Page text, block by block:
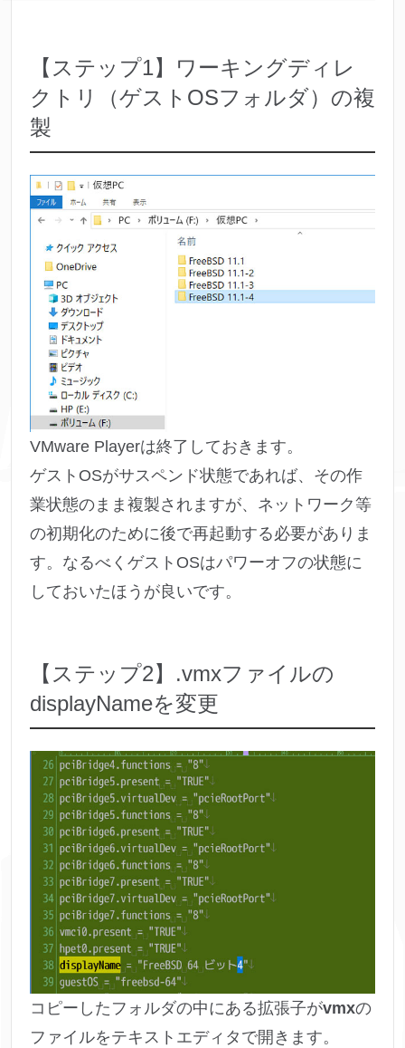
【ステップ1】ワーキングディレ
クトリ（ゲストOSフォルダ）の複
製
VMware Playerは終了しておきます。
ゲストOSがサスペンド状態であれば、その作
業状態のまま複製されますが、ネットワーク等
の初期化のために後で再起動する必要がありま
す。なるべくゲストOSはパワーオフの状態に
しておいたほうが良いです。
【ステップ2】.vmxファイルの
displayNameを変更
コピーしたフォルダの中にある拡張子がvmxの
ファイルをテキストエディタで開きます。